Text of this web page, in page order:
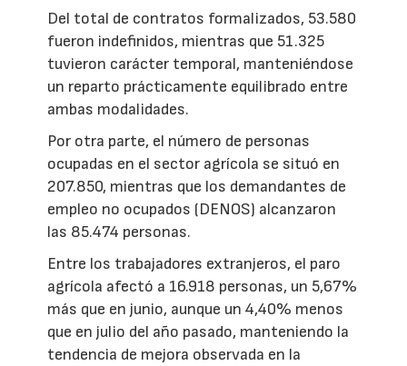
Del total de contratos formalizados, 53.580
fueron indefinidos, mientras que 51.325
tuvieron carácter temporal, manteniéndose
un reparto prácticamente equilibrado entre
ambas modalidades.
Por otra parte, el número de personas
ocupadas en el sector agrícola se situó en
207.850, mientras que los demandantes de
empleo no ocupados (DENOS) alcanzaron
las 85.474 personas.
Entre los trabajadores extranjeros, el paro
agrícola afectó a 16.918 personas, un 5,67%
más que en junio, aunque un 4,40% menos
que en julio del año pasado, manteniendo la
tendencia de mejora observada en la